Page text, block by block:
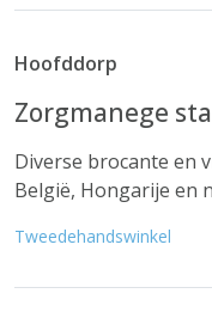
Hoofddorp
Zorgmanege
Diverse brocante en
België, Hongarije en
Tweedehandswinkel